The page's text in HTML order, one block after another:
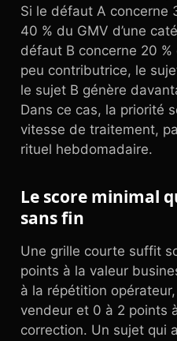
Si le défaut A concerne
40 % du GMV d’une
défaut B concerne 20 %
peu contributrice, le
le sujet B génère
Dans ce cas, la priorité
vitesse de traitement,
rituel hebdomadaire.
Le score minimal
sans fin
Une grille courte suffit
points à la valeur
à la répétition
vendeur et 0 à 2 points
correction. Un sujet qui